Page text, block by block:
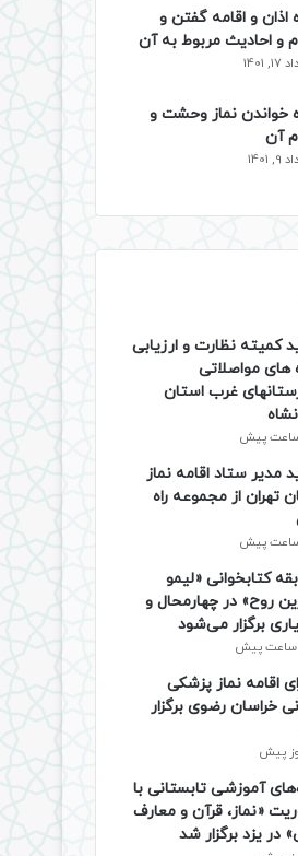
اذان و اقامه گفتن و
و احادیث مربوط به آن
1401
خواندن نماز وحشت و
آن
1401
کمیته نظارت و ارزیابی
های مواصلاتی
غرب استان
مدیر ستاد اقامه نماز
تهران از مجموعه راه
کتابخوانی «لیمو
روح» در چهارمحال و
برگزار می‌شود
اقامه نماز پزشکی
خراسان رضوی برگزار
آموزشی تابستانی با
«نماز، قرآن و معارف
در یزد برگزار شد